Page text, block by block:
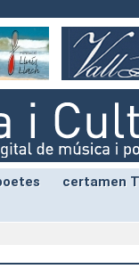
certamen